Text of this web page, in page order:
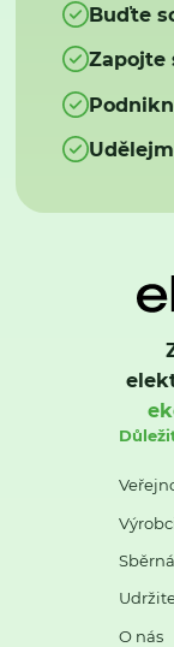
Buďte
Zapojte
O nás